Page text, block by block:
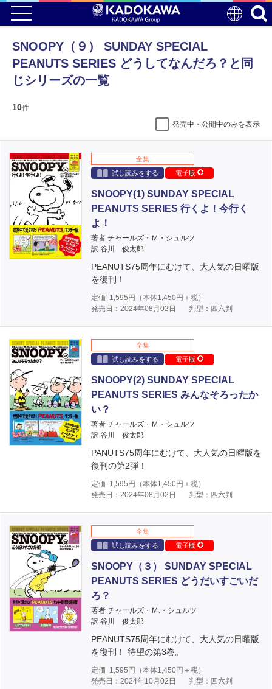
SNOOPY（９） SUNDAY SPECIAL
PEANUTS SERIES どうしてなんだろ？と同
じシリーズの一覧
10件
発売中・公開中のみを表示
全集
試し読みをする
電子版
SNOOPY(1) SUNDAY SPECIAL
PEANUTS SERIES 行くよ！今行く
よ！
著者 チャールズ・Ｍ・シュルツ
訳 谷川 俊太郎
PEANUTS75周年にむけて、大人気の日曜版
を復刊！
定価 1,595 円（本体1,450円＋税）
発売日：2024年08月02日
判型：四六判
全集
試し読みをする
電子版
SNOOPY(2) SUNDAY SPECIAL
PEANUTS SERIES みんなそろったか
い？
著者 チャールズ・Ｍ・シュルツ
訳 谷川 俊太郎
PANUTS75周年にむけて、大人気の日曜版を
復刊の第2弾！
定価 1,595 円（本体1,450円＋税）
発売日：2024年08月02日
判型：四六判
全集
試し読みをする
電子版
SNOOPY（３） SUNDAY SPECIAL
PEANUTS SERIES どうだいすごいだ
ろ？
著者 チャールズ・Ｍ.・シュルツ
訳 谷川 俊太郎
PEANUTS75周年にむけて、大人気の日曜版
を復刊！ 待望の第3巻。
定価 1,595 円（本体1,450円＋税）
発売日：2024年10月02日
判型：四六判